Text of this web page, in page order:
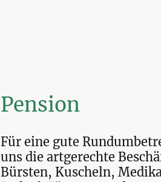
Pension
Für eine gute
uns die artgerechte
Bürsten, Kuscheln,